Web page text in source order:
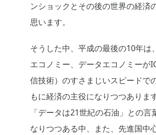
ンショックとその後の世界の経済
思います。
そうした中、平成の最後の10年は
エコノミー、データエコノミーが
信技術）のすさまじいスピードで
もに経済の主役になりつつあります
「データは21世紀の石油」との言
なりつつある中、また、先進国中